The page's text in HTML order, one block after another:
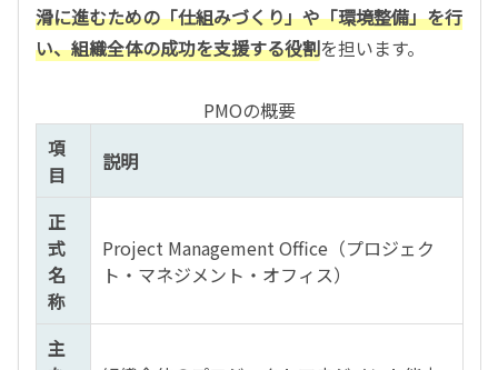
滑に進むための「仕組みづくり」や「環境整備」を行
い、組織全体の成功を支援する役割を担います。
PMOの概要
項
目
説明
正
式
名
称
Project Management Office（プロジェク
ト・マネジメント・オフィス）
主